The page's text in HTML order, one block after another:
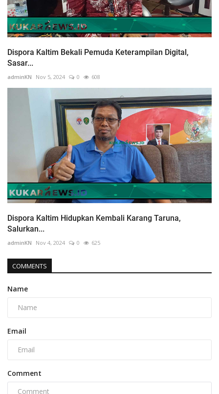
Dispora Kaltim Bekali Pemuda Keterampilan Digital,
Sasar...
adminKN Nov 5, 2024 0 608
Dispora Kaltim Hidupkan Kembali Karang Taruna,
Salurkan...
adminKN Nov 4, 2024 0 625
COMMENTS
Name
Email
Comment